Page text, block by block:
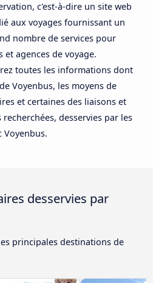
c'est-à-dire un site web
aux voyages fournissant un
nombre de services pour
agences de voyage.
toutes les informations dont
Voyenbus, les moyens de
et certaines des liaisons et
desservies par les
Voyenbus.
desservies par
principales destinations de